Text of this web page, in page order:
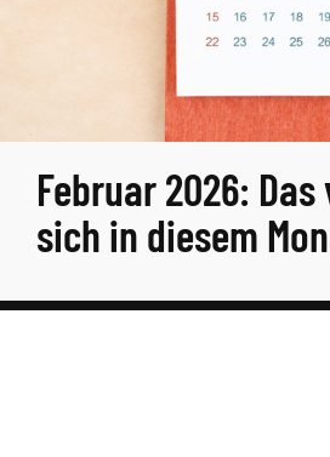
Februar 2026:
sich in diesem